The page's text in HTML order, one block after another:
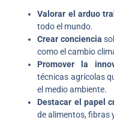
Valorar el arduo
todo el mundo.
Crear conciencia
como el cambio
Promover la
técnicas agrícolas
el medio ambiente.
Destacar el papel
de alimentos, fibras